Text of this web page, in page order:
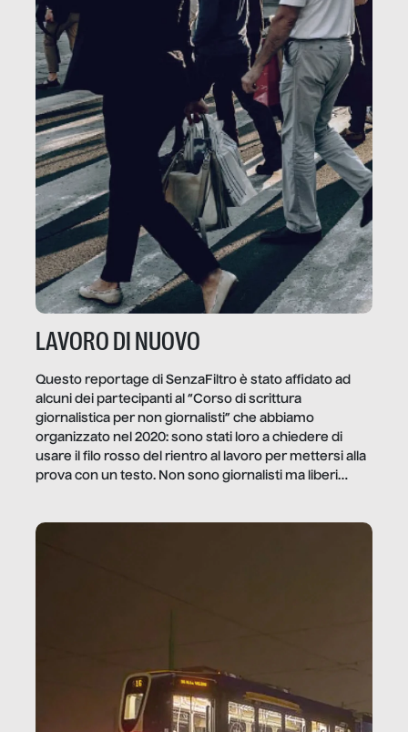
LAVORO DI NUOVO
Questo reportage di SenzaFiltro è stato affidato ad
alcuni dei partecipanti al “Corso di scrittura
giornalistica per non giornalisti” che abbiamo
organizzato nel 2020: sono stati loro a chiedere di
usare il filo rosso del rientro al lavoro per mettersi alla
prova con un testo. Non sono giornalisti ma liberi